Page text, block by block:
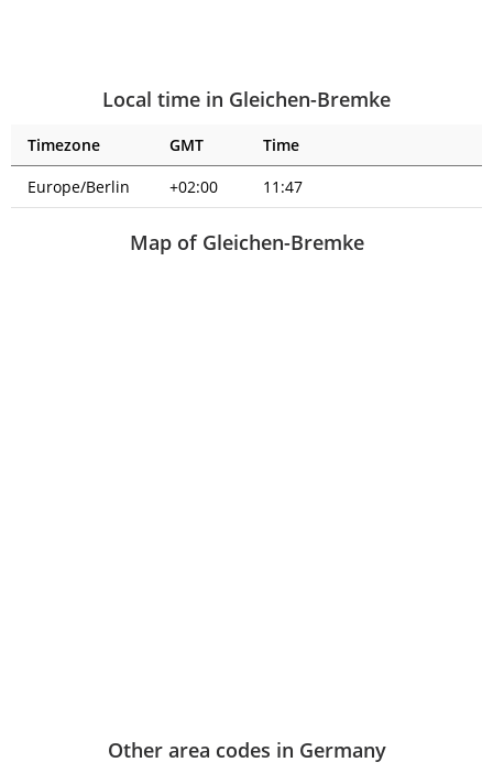
Local time in Gleichen-Bremke
Timezone GMT
Time
Europe/Berlin
+02:00 11:47
Map of Gleichen-Bremke
Other area codes in Germany